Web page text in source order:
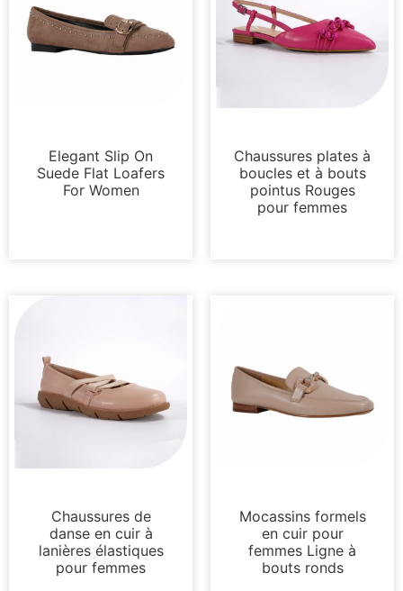
Elegant Slip On
Suede Flat Loafers
For Women
Chaussures plates à
boucles et à bouts
pointus Rouges
pour femmes
Chaussures de
danse en cuir à
lanières élastiques
pour femmes
Mocassins formels
en cuir pour
femmes Ligne à
bouts ronds